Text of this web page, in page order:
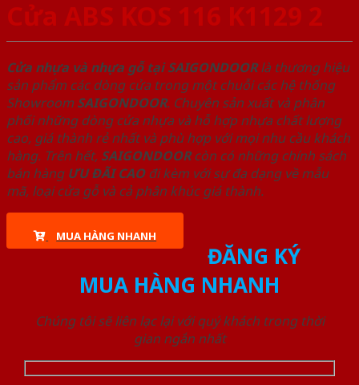
Cửa ABS KOS 116 K1129 2
Cửa nhựa và nhựa gỗ tại SAIGONDOORlà thương hiệu
sản phẩm các dòng cửa trong một chuỗi các hệ thống
Showroom SAIGONDOOR. Chuyên sản xuất và phân
phối những dòng cửa nhựa và hỗ hợp nhựa chất lượng
cao, giá thành rẻ nhất và phù hợp với mọi nhu cầu khách
hàng. Trên hết, SAIGONDOORcòn có những chính sách
bán hàng ƯU ĐÃI CAOđi kèm với sự đa dạng về mẫu
mã, loại cửa gỗ và cả phân khúc giá thành.
MUA HÀNG NHANH
ĐĂNG KÝ
MUA HÀNG NHANH
Chúng tôi sẽ liên lạc lại với quý khách trong thời
gian ngắn nhất